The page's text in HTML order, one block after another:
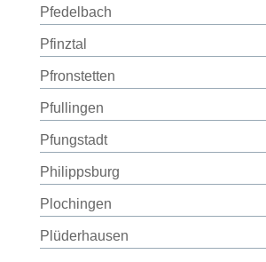
Pfedelbach
Pfinztal
Pfronstetten
Pfullingen
Pfungstadt
Philippsburg
Plochingen
Plüderhausen